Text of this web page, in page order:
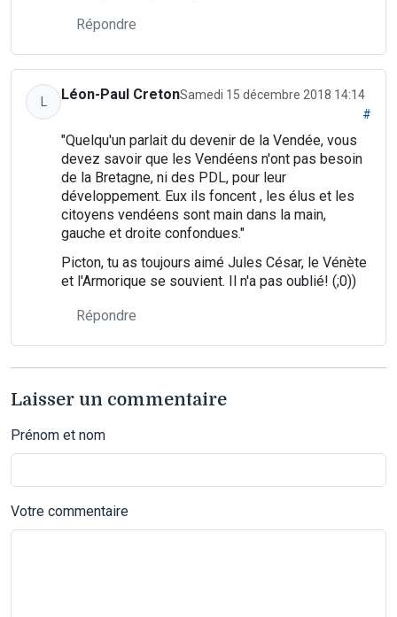
Répondre
L Léon-Paul CretonSamedi 15 décembre 2018 14:14
#
"Quelqu'un parlait du devenir de la Vendée, vous
devez savoir que les Vendéens n'ont pas besoin
de la Bretagne, ni des PDL, pour leur
développement. Eux ils foncent , les élus et les
citoyens vendéens sont main dans la main,
gauche et droite confondues."
Picton, tu as toujours aimé Jules César, le Vénète
et l'Armorique se souvient. Il n'a pas oublié! (;0))
Répondre
Laisser un commentaire
Prénom et nom
Votre commentaire